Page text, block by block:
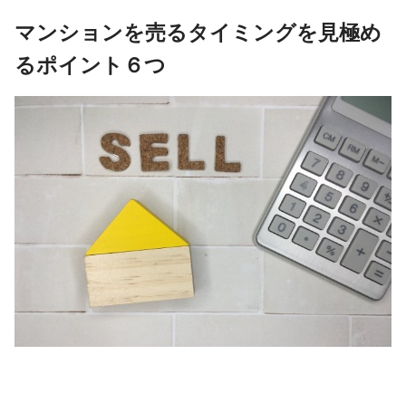
マンションを売るタイミングを見極め
るポイント６つ